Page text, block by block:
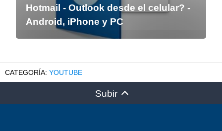
Hotmail - Outlook desde el celular? -
Android, iPhone y PC
YOUTUBE
Subir